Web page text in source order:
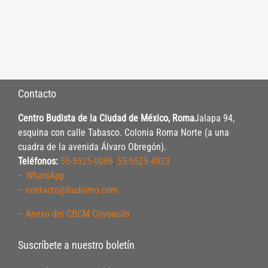
Contacto
Centro Budista de la Ciudad de México, RomaJalapa 94,
esquina con calle Tabasco. Colonia Roma Norte (a una
cuadra de la avenida Álvaro Obregón).
Teléfonos: 55-5525-0086, 55-5525-4023
– WhatsApp
– contacto@budismo.com
– Anexo del CBCM Coyoacán
Suscríbete a nuestro boletín